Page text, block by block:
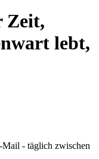
Zeit,
lebt,
Mail - täglich zwischen